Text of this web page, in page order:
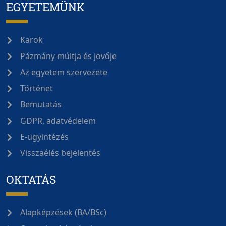
EGYETEMÜNK
Karok
Pázmány múltja és jövője
Az egyetem szervezete
Történet
Bemutatás
GDPR, adatvédelem
E-ügyintézés
Visszaélés bejelentés
OKTATÁS
Alapképzések (BA/BSc)